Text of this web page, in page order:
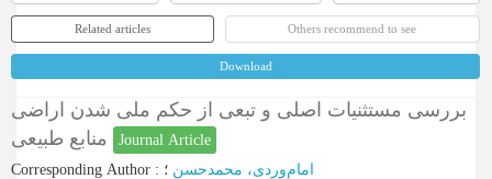
Related articles Others recommend to see
Download
بررسی مستثنیات اصلی و تبعی از حکم ملی شدن اراضی
Journal Article
Corresponding Author : امام‌وردی، محمدحسن ؛